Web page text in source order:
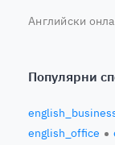
Английски
Популярни
english_office